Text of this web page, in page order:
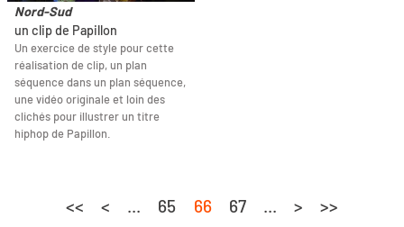
Nord-Sud
un clip de Papillon
Un exercice de style pour cette
réalisation de clip, un plan
séquence dans un plan séquence,
une vidéo originale et loin des
clichés pour illustrer un titre
hiphop de Papillon.
<< < ... 65 66 67 ... > >>